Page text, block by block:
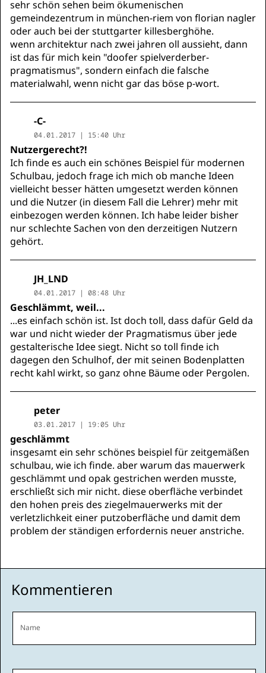
sehr schön sehen beim ökumenischen
gemeindezentrum in münchen-riem von florian nagler
oder auch bei der stuttgarter killesberghöhe.
wenn architektur nach zwei jahren oll aussieht, dann
ist das für mich kein "doofer spielverderber-
pragmatismus", sondern einfach die falsche
materialwahl, wenn nicht gar das böse p-wort.
-C-
04.01.2017 | 15:40 Uhr
Nutzergerecht?!
Ich finde es auch ein schönes Beispiel für modernen
Schulbau, jedoch frage ich mich ob manche Ideen
vielleicht besser hätten umgesetzt werden können
und die Nutzer (in diesem Fall die Lehrer) mehr mit
einbezogen werden können. Ich habe leider bisher
nur schlechte Sachen von den derzeitigen Nutzern
gehört.
JH_LND
04.01.2017 | 08:48 Uhr
Geschlämmt, weil...
...es einfach schön ist. Ist doch toll, dass dafür Geld da
war und nicht wieder der Pragmatismus über jede
gestalterische Idee siegt. Nicht so toll finde ich
dagegen den Schulhof, der mit seinen Bodenplatten
recht kahl wirkt, so ganz ohne Bäume oder Pergolen.
peter
03.01.2017 | 19:05 Uhr
geschlämmt
insgesamt ein sehr schönes beispiel für zeitgemäßen
schulbau, wie ich finde. aber warum das mauerwerk
geschlämmt und opak gestrichen werden musste,
erschließt sich mir nicht. diese oberfläche verbindet
den hohen preis des ziegelmauerwerks mit der
verletzlichkeit einer putzoberfläche und damit dem
problem der ständigen erfordernis neuer anstriche.
Kommentieren
Name